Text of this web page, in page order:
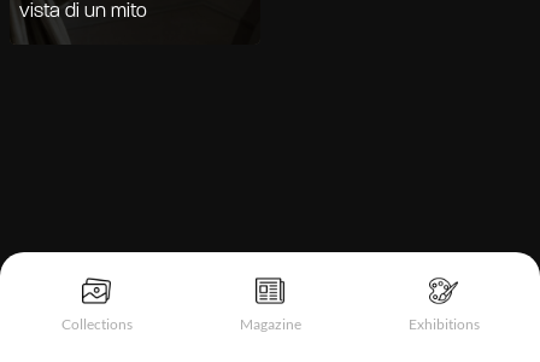
Collections Magazine Exhibitions
vista di un mito
Informativa sulla raccolta